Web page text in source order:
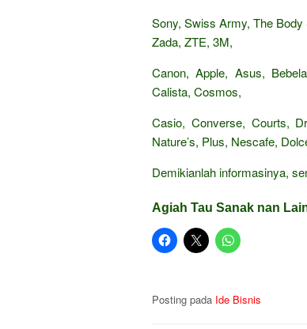
Sony, Swiss Army, The Body
Zada, ZTE, 3M,
Canon, Apple, Asus,
Calista, Cosmos,
Casio, Converse, Courts,
Nature’s, Plus, Nescafe,
Demikianlah informasinya,
Agiah Tau Sanak nan
Posting pada Ide Bisnis